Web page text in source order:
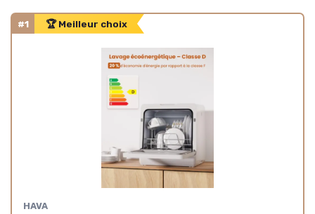
#1 🏆 Meilleur choix
HAVA